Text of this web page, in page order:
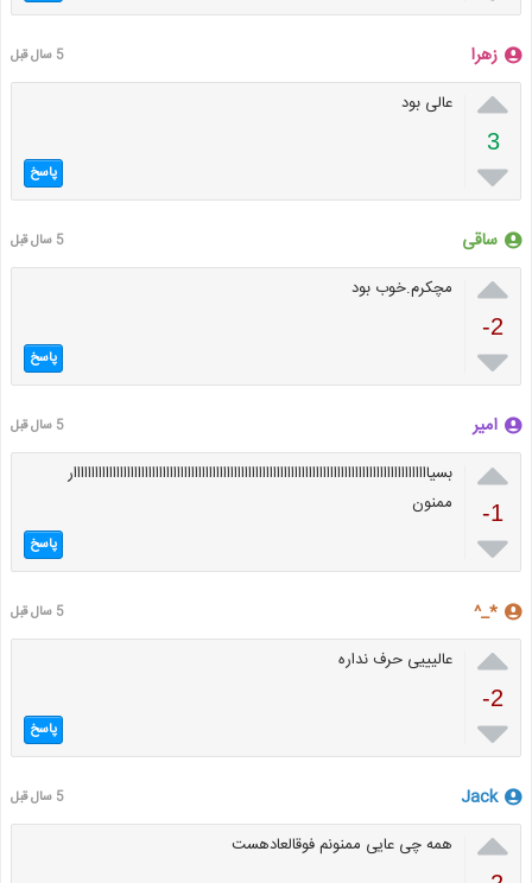
زهرا 5 سال قبل

3

عالی بود
پاسخ
ساقی 5 سال قبل

-2

مچکرم.خوب بود
پاسخ
امیر 5 سال قبل

-1

بسیاااااااااااااااااااااااااااااااااااااااااااااااااااااااااااااااااااااااااااااااااااااااااااااااااااار
ممنون
پاسخ
*_^ 5 سال قبل

-2

عالیییی حرف نداره
پاسخ
Jack 5 سال قبل
 همه چی عایی ممنونم فوقالعادهست